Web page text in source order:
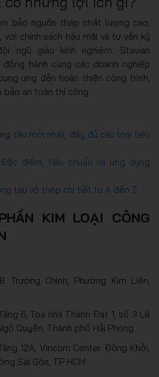
bảo nguồn thép chất lượng cao,
chính sách hậu mãi và tư vấn kỹ
ngũ giàu kinh nghiệm. Stavian
hành cùng các doanh nghiệp
ứng đến hoàn thiện công trình,
bảo an toàn thi công.
tàu mới nhất, đầy đủ các loại tiêu
điểm, tiêu chuẩn và ứng dụng
tàu vỏ thép chi tiết từ A đến Z
KIM LOẠI CÔNG
Trường Chinh, Phường Kim Liên,
6, Toà nhà Thành Đạt 1, số 3 Lê
Quyền, Thành phố Hải Phòng
12A, Vincom Center Đồng Khởi,
Sài Gòn, TP HCM